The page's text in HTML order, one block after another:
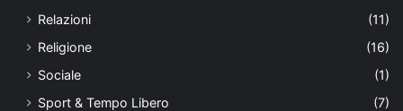
Relazioni
(11)
Religione
(16)
Sociale
(1)
Sport & Tempo Libero
(7)